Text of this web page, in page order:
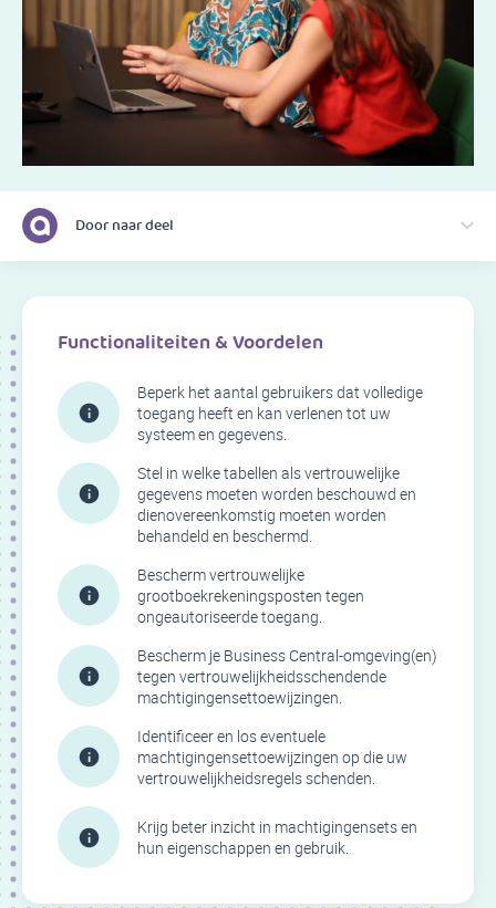
Door naar deel
Functionaliteiten & Voordelen
Beperk het aantal gebruikers dat volledige
toegang heeft en kan verlenen tot uw
systeem en gegevens.
Stel in welke tabellen als vertrouwelijke
gegevens moeten worden beschouwd en
dienovereenkomstig moeten worden
behandeld en beschermd.
Bescherm vertrouwelijke
grootboekrekeningsposten tegen
ongeautoriseerde toegang.
Bescherm je Business Central-omgeving(en)
tegen vertrouwelijkheidsschendende
machtigingensettoewijzingen.
Identificeer en los eventuele
machtigingensettoewijzingen op die uw
vertrouwelijkheidsregels schenden.
Krijg beter inzicht in machtigingensets en
hun eigenschappen en gebruik.